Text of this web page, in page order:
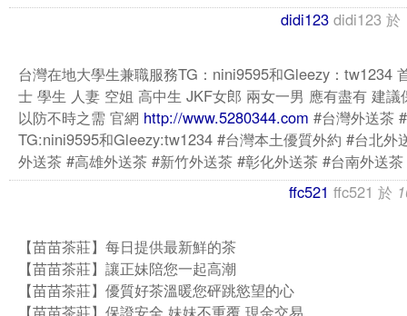
didi123 didi123 於
台灣在地大學生兼職服務TG：nini9595和Gleezy：tw1234
士 學生 人妻 空姐 高中生 JKF女郎 兩女一男 應有盡有 建議
以防不時之需 官網 http://www.5280344.com #台灣外送茶
TG:nini9595和Gleezy:tw1234 #台灣本土優質外約 #台北外
外送茶 #高雄外送茶 #新竹外送茶 #彰化外送茶 #台南外送茶
ffc521 ffc521 於
【苗苗茶莊】每日提供最新鮮的茶
【苗苗茶莊】讓正妹陪您一起高潮
【苗苗茶莊】優質好茶溫暖您砰跳慾望的心
【苗苗茶莊】保證安全.妹妹不重覆.現金交易